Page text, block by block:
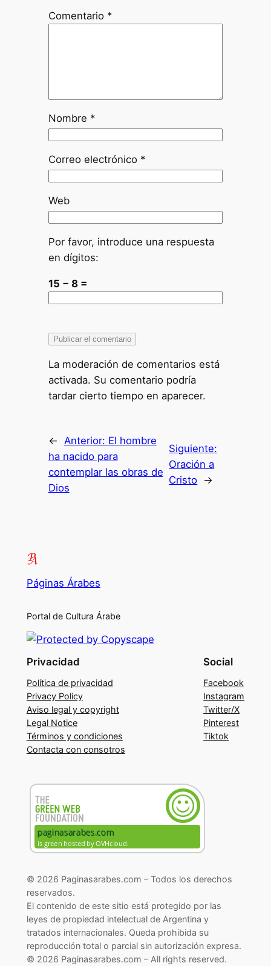
Comentario *
Nombre *
Correo electrónico *
Web
Por favor, introduce una respuesta
en dígitos:
15 − 8 =
La moderación de comentarios está
activada. Su comentario podría
tardar cierto tiempo en aparecer.
← Anterior: El hombre
ha nacido para
contemplar las obras de
Dios
Siguiente:
Oración a
Cristo →
Páginas Árabes
Portal de Cultura Árabe
Privacidad
Política de privacidad
Privacy Policy
Aviso legal y copyright
Legal Notice
Términos y condiciones
Contacta con consotros
Social
Facebook
Instagram
Twitter/X
Pinterest
Tiktok
© 2026 Paginasarabes.com – Todos los derechos
reservados.
El contenido de este sitio está protegido por las
leyes de propiedad intelectual de Argentina y
tratados internacionales. Queda prohibida su
reproducción total o parcial sin autorización expresa.
© 2026 Paginasarabes.com – All rights reserved.